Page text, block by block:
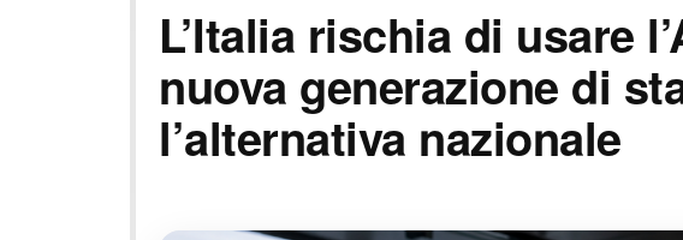
L’Italia rischia di usare
nuova generazione di
l’alternativa nazionale